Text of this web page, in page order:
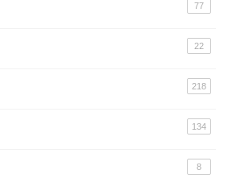
77
22
218
134
8